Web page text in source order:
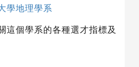
學地理學系
這個學系的各種選才指標及